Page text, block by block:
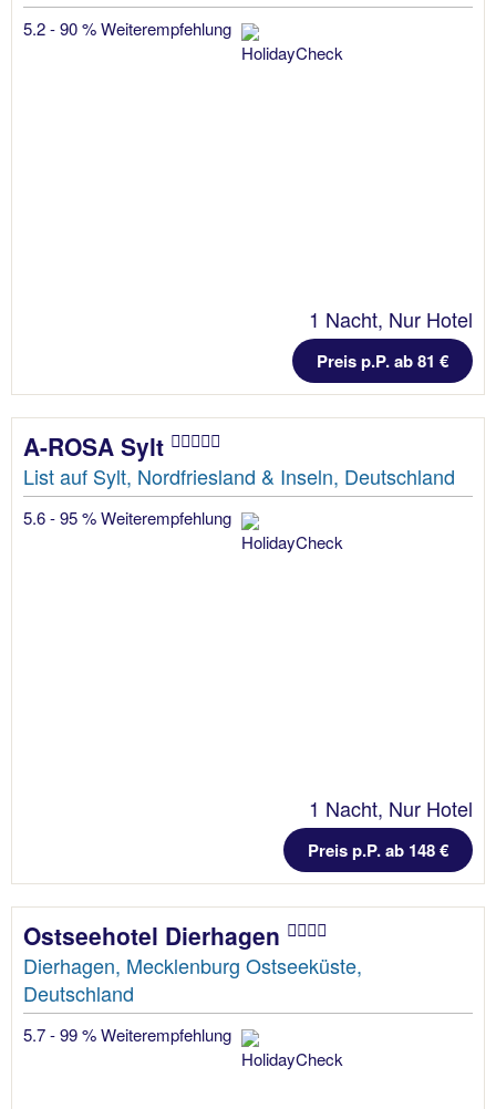
5.2 - 90 % Weiterempfehlung
1 Nacht, Nur Hotel
Preis p.P. ab 81 €
A-ROSA Sylt
List auf Sylt, Nordfriesland & Inseln, Deutschland
5.6 - 95 % Weiterempfehlung
1 Nacht, Nur Hotel
Preis p.P. ab 148 €
Ostseehotel Dierhagen
Dierhagen, Mecklenburg Ostseeküste,
Deutschland
5.7 - 99 % Weiterempfehlung